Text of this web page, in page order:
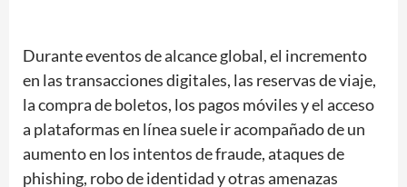
Durante eventos de alcance global, el incremento
en las transacciones digitales, las reservas de viaje,
la compra de boletos, los pagos móviles y el acceso
a plataformas en línea suele ir acompañado de un
aumento en los intentos de fraude, ataques de
phishing, robo de identidad y otras amenazas